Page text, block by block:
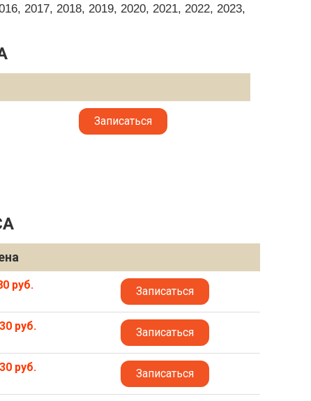
2017, 2018, 2019, 2020, 2021, 2022, 2023,
Записаться
руб. Записаться
руб. Записаться
руб. Записаться